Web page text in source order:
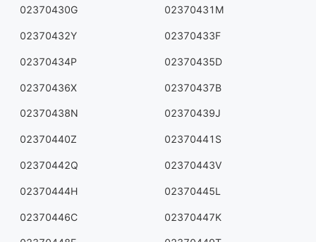
02370430G 02370431M
02370432Y 02370433F
02370434P 02370435D
02370436X 02370437B
02370438N 02370439J
02370440Z 02370441S
02370442Q 02370443V
02370444H 02370445L
02370446C 02370447K